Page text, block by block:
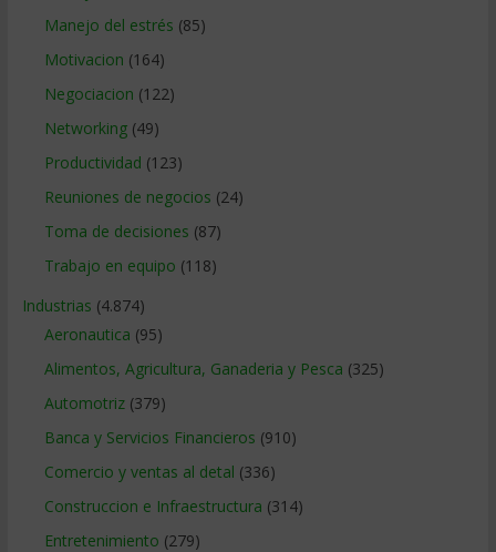
Manejo del estrés (85)
Motivacion (164)
Negociacion (122)
Networking(49)
Productividad (123)
Reuniones de negocios (24)
Toma de decisiones (87)
Trabajo en equipo (118)
Industrias (4.874)
Aeronautica (95)
Alimentos, Agricultura, Ganaderia y Pesca (325)
Automotriz(379)
Banca y Servicios Financieros (910)
Comercio y ventas al detal (336)
Construccion e Infraestructura (314)
Entretenimiento (279)